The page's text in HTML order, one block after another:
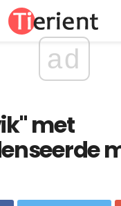
ad
met